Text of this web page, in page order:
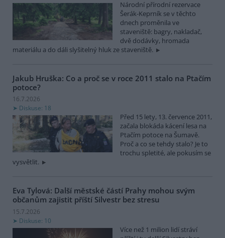
Národní přírodní rezervace
Šerák-Keprník se v těchto
dnech proměnila ve
staveniště: bagry, nakladač,
dvě dodávky, hromada
materiálu a do dáli slyšitelný hluk ze staveniště.
Jakub Hruška: Co a proč se v roce 2011 stalo na Ptačím
potoce?
16.7.2026
Diskuse: 18
Před 15 lety, 13. července 2011,
začala blokáda kácení lesa na
Ptačím potoce na Šumavě.
Proč a co se tehdy stalo? Je to
trochu spletité, ale pokusím se
vysvětlit.
Eva Tylová: Další městské částí Prahy mohou svým
občanům zajistit příští Silvestr bez stresu
15.7.2026
Diskuse: 10
Více než 1 milion lidí stráví